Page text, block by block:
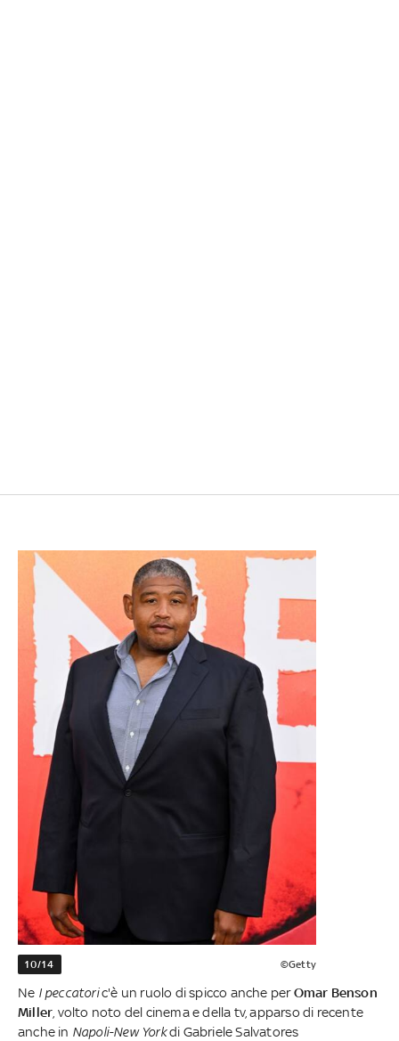
10/14 ©Getty
Ne I peccatoric'è un ruolo di spicco anche perOmar Benson
Miller , volto noto del cinema e della tv, apparso di recente
anche in Napoli-New Yorkdi Gabriele Salvatores